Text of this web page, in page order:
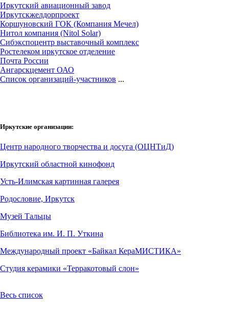
Иркутский авиационный завод
Иркутскжелдорпроект
Коршуновский ГОК (Компания Мечел)
Нитол компания (Nitol Solar)
Сибэкспоцентр выставочный комплекс
Ростелеком иркутское отделение
Почта России
Ангарскцемент ОАО
Cписок организаций-участников ...
Иркутские организации:
Центр народного творчества и досуга (ОЦНТиД)
Иркутский областной кинофонд
Усть-Илимская картинная галерея
Родословие, Иркутск
Музей Тальцы
Библиотека им. И. П. Уткина
Международный проект «Байкал КераМИСТИКА»
Студия керамики «Терракотовый слон»
Весь список